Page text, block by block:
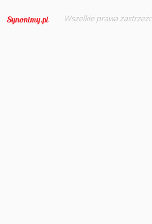
Wszelkie prawa